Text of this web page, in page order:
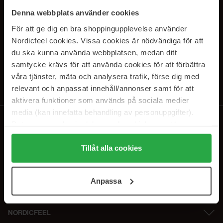
Denna webbplats använder cookies
För att ge dig en bra shoppingupplevelse använder
Nordicfeel cookies. Vissa cookies är nödvändiga för att
du ska kunna använda webbplatsen, medan ditt
samtycke krävs för att använda cookies för att förbättra
våra tjänster, mäta och analysera trafik, förse dig med
relevant och anpassat innehåll/annonser samt för att
aktivera funktioner som används på sociala medier
media (kan innefatta behandling av personuppgifter).
Genom att trycka på "Tillåt alla cookies" accepterar du
alla cookies, medan du under "Detaljer" kan anpassa
användningen av cookies. Du kan när som helst återkalla
samt vår Integritetspolicy.
Tillåt alla cookies
Anpassa
PRENUMERERA PÅ VÅRA
NYHETSBREV
E-postadress
Genom att prenumerera accepterar du vårIntegritetspolicy.
NORDICFEEL